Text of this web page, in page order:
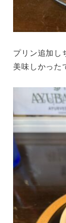
プリン追加し
美味しかった